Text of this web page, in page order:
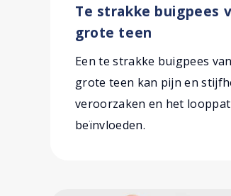
Te strakke buigpees
grote teen
Een te strakke buigpees
grote teen kan pijn en
veroorzaken en het
beïnvloeden.